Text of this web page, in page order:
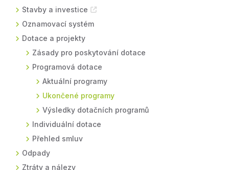
Stavby a investice
Oznamovací systém
Dotace a projekty
Zásady pro poskytování dotace
Programová dotace
Aktuální programy
Ukončené programy
Výsledky dotačních programů
Individuální dotace
Přehled smluv
Odpady
Ztráty a nálezy